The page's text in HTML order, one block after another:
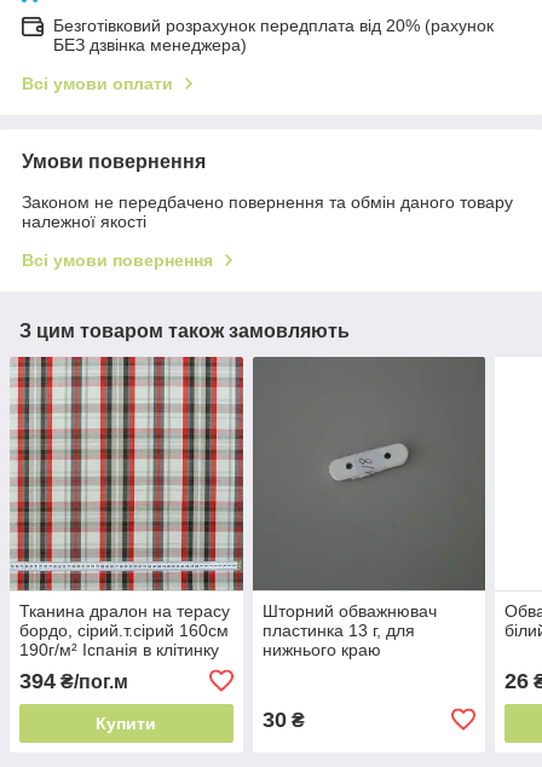
Безготівковий розрахунок передплата від 20% (рахунок
БЕЗ дзвінка менеджера)
Всі умови оплати
Умови повернення
Законом не передбачено повернення та обмін даного товару
належної якості
Всі умови повернення
З цим товаром також замовляють
Тканина дралон на терасу
бордо, сiрий.т.сiрий 160см
190г/м² Іспанія в клітинку
394 ₴/пог.м
Купити
Шторний обважнювач
пластинка 13 г, для
нижнього краю
30₴
26